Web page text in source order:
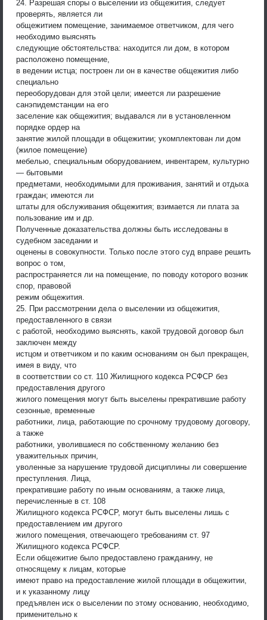
24. Разрешая споры о выселении из общежития, следует
проверять, является ли
общежитием помещение, занимаемое ответчиком, для чего
необходимо выяснять
следующие обстоятельства: находится ли дом, в котором
расположено помещение,
в ведении истца; построен ли он в качестве общежития либо
специально
переоборудован для этой цели; имеется ли разрешение
санэпидемстанции на его
заселение как общежития; выдавался ли в установленном
порядке ордер на
занятие жилой площади в общежитии; укомплектован ли дом
(жилое помещение)
мебелью, специальным оборудованием, инвентарем, культурно
— бытовыми
предметами, необходимыми для проживания, занятий и отдыха
граждан; имеются ли
штаты для обслуживания общежития; взимается ли плата за
пользование им и др.
Полученные доказательства должны быть исследованы в
судебном заседании и
оценены в совокупности. Только после этого суд вправе решить
вопрос о том,
распространяется ли на помещение, по поводу которого возник
спор, правовой
режим общежития.
25. При рассмотрении дела о выселении из общежития,
предоставленного в связи
с работой, необходимо выяснять, какой трудовой договор был
заключен между
истцом и ответчиком и по каким основаниям он был прекращен,
имея в виду, что
в соответствии со ст. 110 Жилищного кодекса РСФСР без
предоставления другого
жилого помещения могут быть выселены прекратившие работу
сезонные, временные
работники, лица, работающие по срочному трудовому договору,
а также
работники, уволившиеся по собственному желанию без
уважительных причин,
уволенные за нарушение трудовой дисциплины ли совершение
преступления. Лица,
прекратившие работу по иным основаниям, а также лица,
перечисленные в ст. 108
Жилищного кодекса РСФСР, могут быть выселены лишь с
предоставлением им другого
жилого помещения, отвечающего требованиям ст. 97
Жилищного кодекса РСФСР.
Если общежитие было предоставлено гражданину, не
относящему к лицам, которые
имеют право на предоставление жилой площади в общежитии,
и к указанному лицу
предъявлен иск о выселении по этому основанию, необходимо,
применительно к